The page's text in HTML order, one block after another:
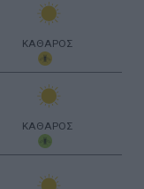
ΚΑΘΑΡΟΣ
ΚΑΘΑΡΟΣ